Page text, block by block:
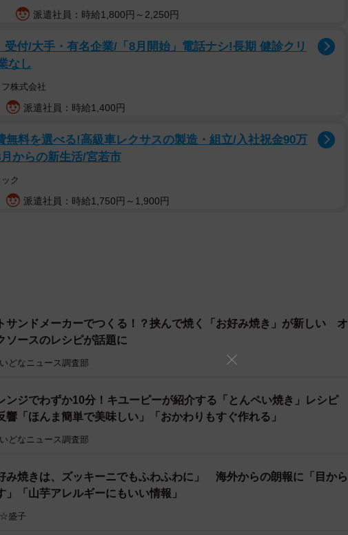
りにする。
たまご、天かすを入れて混ぜ合せる。
ーを火にかけ、豚肉を3枚のせる。
た生地を半分のせ、両面焼く。
たら、火からおろす。
み焼きソースをかけ、お好みで青のりをふったら完成。
メーカー」で作ってみませんか？※画像はイメージです（TANA/stock.adobe.com）
トサンドメーカーの新たな使い道…！欲しくなりました」「お好み焼
単で良いですね」との声が寄せられていました。
派遣社員：時給1,800円～2,250円
受付/大手・有名企業/「8月開始」電話ナシ!長期 健診クリ
なし
株式会社
派遣社員：時給1,400円
無料を選べる!高級車レクサスの製造・組立/入社祝金90万
からの新生活/宮若市
ク
派遣社員：時給1,750円～1,900円
サンドメーカーでつくる！？挟んで焼く「お好み焼き」が新しい オ
ソースのレシピが話題に
どなニュース調査部
ンジでわずか10分！キユーピーが紹介する「とんペい焼き」レシピ
響「ほんま簡単で美味しい」「おかわりもすぐ作れる」
どなニュース調査部
み焼きは、ズッキーニでもふわふわに」 海外からの朗報に「目から
」「山芋アレルギーにもいい情報」
盛子